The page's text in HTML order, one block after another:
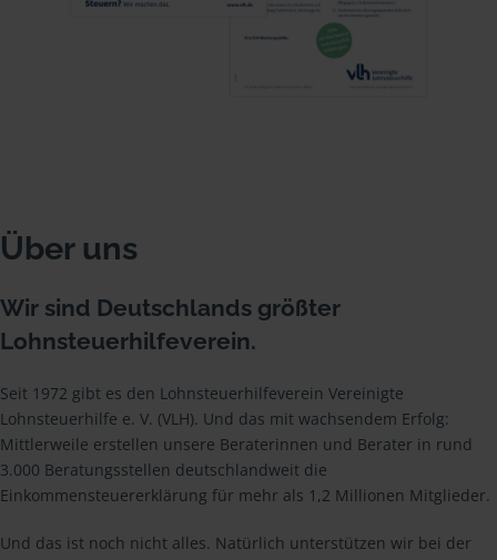
Über uns
Wir sind Deutschlands größter
Lohnsteuerhilfeverein.
Seit 1972 gibt es den Lohnsteuerhilfeverein Vereinigte
Lohnsteuerhilfe e. V. (VLH). Und das mit wachsendem Erfolg:
Mittlerweile erstellen unsere Beraterinnen und Berater in rund
3.000 Beratungsstellen deutschlandweit die
Einkommensteuererklärung für mehr als 1,2 Millionen Mitglieder.
Und das ist noch nicht alles. Natürlich unterstützen wir bei der